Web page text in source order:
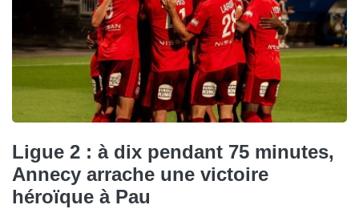
Ligue 2 : à dix pendant 75 minutes,
Annecy arrache une victoire
héroïque à Pau